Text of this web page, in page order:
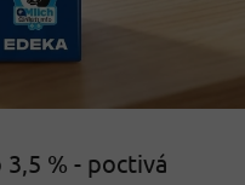
3,5 % - poctivá